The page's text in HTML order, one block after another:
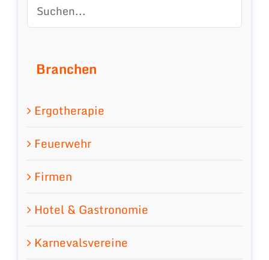
Branchen
Ergotherapie
Feuerwehr
Firmen
Hotel & Gastronomie
Karnevalsvereine